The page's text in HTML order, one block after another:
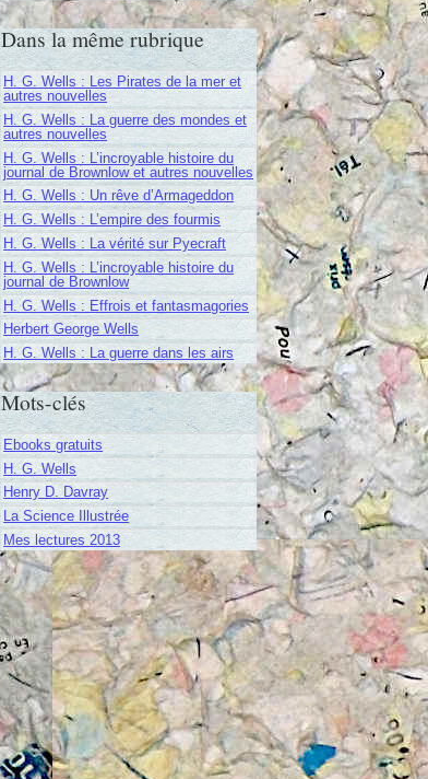
Dans la même rubrique
H. G. Wells : Les Pirates de la mer et
autres nouvelles
H. G. Wells : La guerre des mondes et
autres nouvelles
H. G. Wells : L’incroyable histoire du
journal de Brownlow et autres nouvelles
H. G. Wells : Un rêve d’Armageddon
H. G. Wells : L’empire des fourmis
H. G. Wells : La vérité sur Pyecraft
H. G. Wells : L’incroyable histoire du
journal de Brownlow
H. G. Wells : Effrois et fantasmagories
Herbert George Wells
H. G. Wells : La guerre dans les airs
Mots-clés
Ebooks gratuits
H. G. Wells
Henry D. Davray
La Science Illustrée
Mes lectures 2013